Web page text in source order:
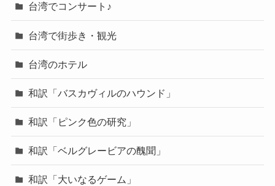
台湾でコンサート♪
台湾で街歩き・観光
台湾のホテル
和訳「バスカヴィルのハウンド」
和訳「ピンク色の研究」
和訳「ベルグレービアの醜聞」
和訳「大いなるゲーム」